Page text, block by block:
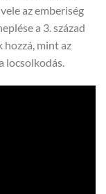
az emberiség
a 3. század
mint az
locsolkodás.